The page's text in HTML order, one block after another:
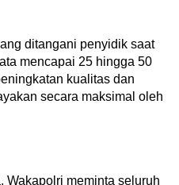
ditangani penyidik saat
mencapai 25 hingga 50
kualitas dan
secara maksimal oleh
Wakapolri meminta seluruh